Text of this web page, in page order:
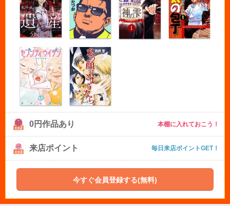
0円作品あり 本棚に入れておこう！
来店ポイント 毎日来店ポイントGET！
今すぐ会員登録する(無料)